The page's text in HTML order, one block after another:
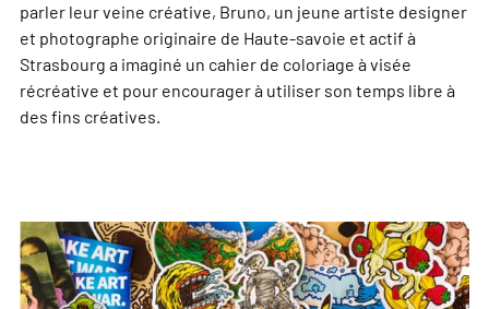
parler leur veine créative, Bruno, un jeune artiste designer
et photographe originaire de Haute-savoie et actif à
Strasbourg a imaginé un cahier de coloriage à visée
récréative et pour encourager à utiliser son temps libre à
des fins créatives.